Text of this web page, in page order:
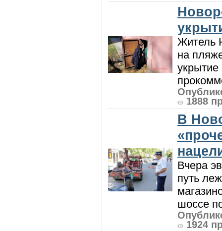
Житель
на
1888
В
Вчера
путь
шоссе
1924